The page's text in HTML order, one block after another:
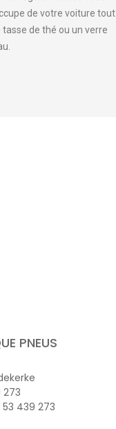
de votre voiture tout
de thé ou un verre
PNEUS
439 273